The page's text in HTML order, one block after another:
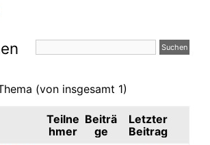
(von insgesamt 1)
Teilne
hmer
Beiträ
ge
Letzter
Beitrag